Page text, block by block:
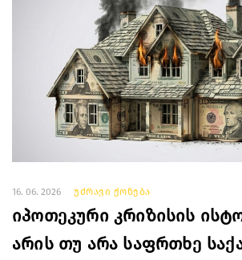
16. 06. 2026 უძრავი ქონება
იპოთეკური კრიზისის
არის თუ არა საფრთხე